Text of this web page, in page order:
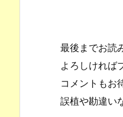
最後までお読
よろしければ
コメントもお
誤植や勘違い